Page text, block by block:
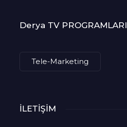
Derya TV PROGRAMLARI
Tele-Marketing
İLETİŞİM